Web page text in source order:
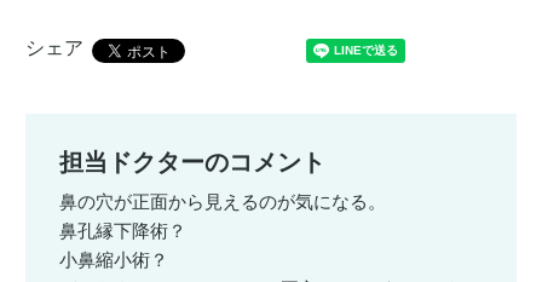
シェア
担当ドクターのコメント
鼻の穴が正面から見えるのが気になる。
鼻孔縁下降術？
小鼻縮小術？